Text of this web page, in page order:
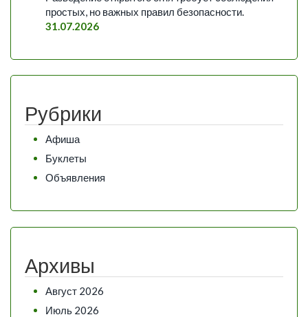
простых, но важных правил безопасности.
31.07.2026
Рубрики
Афиша
Буклеты
Объявления
Архивы
Август 2026
Июль 2026